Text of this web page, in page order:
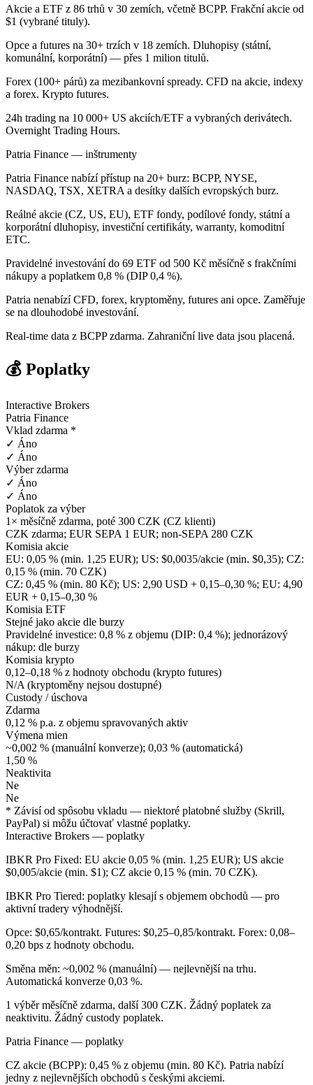
Akcie a ETF z 86 trhů v 30 zemích, včetně BCPP. Frakční akcie od
$1 (vybrané tituly).
Opce a futures na 30+ trzích v 18 zemích. Dluhopisy (státní,
komunální, korporátní) — přes 1 milion titulů.
Forex (100+ párů) za mezibankovní spready. CFD na akcie, indexy
a forex. Krypto futures.
24h trading na 10 000+ US akciích/ETF a vybraných derivátech.
Overnight Trading Hours.
Patria Finance — inštrumenty
Patria Finance nabízí přístup na 20+ burz: BCPP, NYSE,
NASDAQ, TSX, XETRA a desítky dalších evropských burz.
Reálné akcie (CZ, US, EU), ETF fondy, podílové fondy, státní a
korporátní dluhopisy, investiční certifikáty, warranty, komoditní
ETC.
Pravidelné investování do 69 ETF od 500 Kč měsíčně s frakčními
nákupy a poplatkem 0,8 % (DIP 0,4 %).
Patria nenabízí CFD, forex, kryptoměny, futures ani opce. Zaměřuje
se na dlouhodobé investování.
Real-time data z BCPP zdarma. Zahraniční live data jsou placená.
💰 Poplatky
Interactive Brokers
Patria Finance
Vklad zdarma *
✓ Áno
✓ Áno
Výber zdarma
✓ Áno
✓ Áno
Poplatok za výber
1× měsíčně zdarma, poté 300 CZK (CZ klienti)
CZK zdarma; EUR SEPA 1 EUR; non-SEPA 280 CZK
Komisia akcie
EU: 0,05 % (min. 1,25 EUR); US: $0,0035/akcie (min. $0,35); CZ:
0,15 % (min. 70 CZK)
CZ: 0,45 % (min. 80 Kč); US: 2,90 USD + 0,15–0,30 %; EU: 4,90
EUR + 0,15–0,30 %
Komisia ETF
Stejné jako akcie dle burzy
Pravidelné investice: 0,8 % z objemu (DIP: 0,4 %); jednorázový
nákup: dle burzy
Komisia krypto
0,12–0,18 % z hodnoty obchodu (krypto futures)
N/A (kryptoměny nejsou dostupné)
Custody / úschova
Zdarma
0,12 % p.a. z objemu spravovaných aktiv
Výmena mien
~0,002 % (manuální konverze); 0,03 % (automatická)
1,50 %
Neaktivita
Ne
Ne
* Závisí od spôsobu vkladu — niektoré platobné služby (Skrill,
PayPal) si môžu účtovať vlastné poplatky.
Interactive Brokers — poplatky
IBKR Pro Fixed: EU akcie 0,05 % (min. 1,25 EUR); US akcie
$0,005/akcie (min. $1); CZ akcie 0,15 % (min. 70 CZK).
IBKR Pro Tiered: poplatky klesají s objemem obchodů — pro
aktivní tradery výhodnější.
Opce: $0,65/kontrakt. Futures: $0,25–0,85/kontrakt. Forex: 0,08–
0,20 bps z hodnoty obchodu.
Směna měn: ~0,002 % (manuální) — nejlevnější na trhu.
Automatická konverze 0,03 %.
1 výběr měsíčně zdarma, další 300 CZK. Žádný poplatek za
neaktivitu. Žádný custody poplatek.
Patria Finance — poplatky
CZ akcie (BCPP): 0,45 % z objemu (min. 80 Kč). Patria nabízí
jedny z nejlevnějších obchodů s českými akciemi.